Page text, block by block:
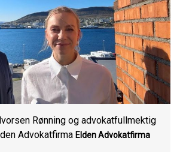
Rønning og advokatfullmektig
Advokatfirma Elden Advokatfirma